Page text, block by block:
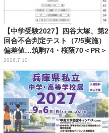
【中学受験2027】四谷大塚、第2
回合不合判定テスト（7/5実施）
偏差値…筑駒74・桜蔭70＜PR＞
2026.7.10